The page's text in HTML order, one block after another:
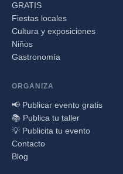
GRATIS
Fiestas locales
Cultura y exposiciones
Niños
Gastronomía
ORGANIZA
📢 Publicar evento gratis
📚 Publica tu taller
💡 Publicita tu evento
Contacto
Blog